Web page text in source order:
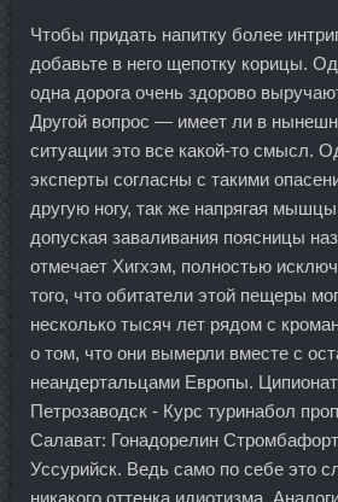
Чтобы придать напитку более
добавьте в него щепотку корицы.
одна дорога очень здорово
Другой вопрос — имеет ли в
ситуации это все какой-то смысл.
эксперты согласны с такими
другую ногу, так же напрягая
допуская заваливания поясницы
отмечает Хигхэм, полностью
того, что обитатели этой пещеры
несколько тысяч лет рядом с
о том, что они вымерли вместе с
неандертальцами Европы.
Петрозаводск - Курс туринабол
Салават: Гонадорелин
Уссурийск. Ведь само по себе это